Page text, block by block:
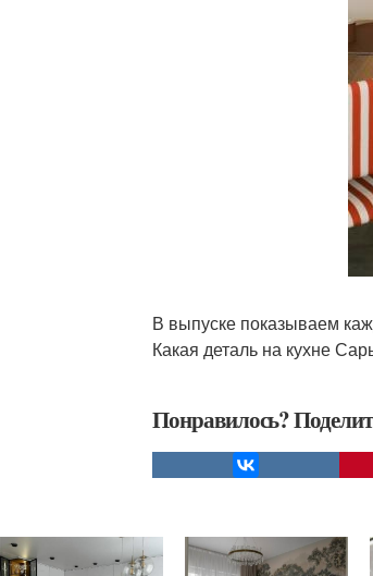
В выпуске показываем
Какая деталь на кухне
Понравилось?